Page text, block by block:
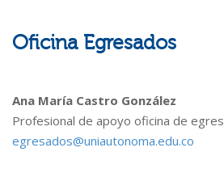
Oficina Egresados
Ana María Castro González
Profesional de apoyo oficina de
egresados@uniautonoma.edu.co